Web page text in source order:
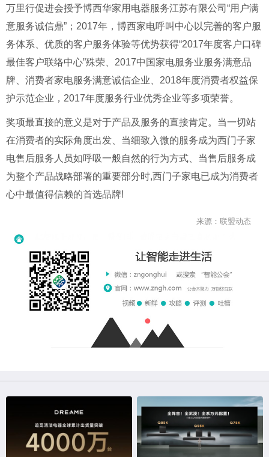
万里行促进会授予博西华家用电器服务江苏有限公司“用户满
意服务诚信鼎”；2017年，博西家电呼叫中心以完善的客户服
务体系、优质的客户服务体验等优势获得“2017年度客户口碑
最佳客户联络中心”殊荣、2017中国家电服务业服务满意品
牌、消费者家电服务满意诚信企业、2018年度消费者权益保
护示范企业，2017年度服务行业优秀企业等多项荣誉。
奖项最直接的意义是对于产品及服务的直接肯定。当一切站
在消费者的实际角度出发、当细致入微的服务成为西门子家
电售后服务人员如呼吸一般自然的行为方式、当售后服务成
为整个产品战略部署的重要部分时,西门子家电已成为消费者
心中最值得信赖的首选品牌!
来源：联盟动态